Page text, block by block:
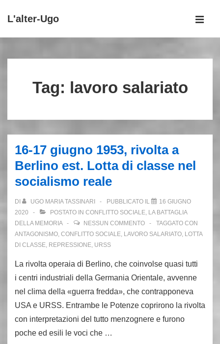
Vai
principale
L'alter-Ugo
principale
Tag: lavoro salariato
16-17 giugno 1953, rivolta a
Berlino est. Lotta di classe nel
socialismo reale
DI UGO MARIA TASSINARI PUBBLICATO IL
16 GIUGNO
2020
POSTATO IN CONFLITTO SOCIALE, LA BATTAGLIA
DELLA MEMORIA
NESSUN COMMENTO
TAGGATO CON
ANTAGONISMO, CONFLITTO SOCIALE, LAVORO SALARIATO, LOTTA
DI CLASSE, REPRESSIONE, URSS
La rivolta operaia di Berlino, che coinvolse quasi tutti
i centri industriali della Germania Orientale, avvenne
nel clima della «guerra fredda», che contrapponeva
USA e URSS. Entrambe le Potenze coprirono la rivolta
con interpretazioni del tutto menzognere e furono
poche ed esili le voci che …